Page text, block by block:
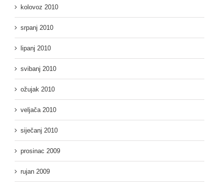
kolovoz 2010
srpanj 2010
lipanj 2010
svibanj 2010
ožujak 2010
veljača 2010
siječanj 2010
prosinac 2009
rujan 2009